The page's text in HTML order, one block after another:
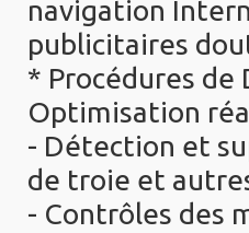
navigation
publicitaires
* Procédures de
Optimisation
- Détection et
de troie et
- Contrôles des